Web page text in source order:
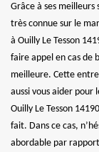
Grâce à ses
très connue sur le
à Ouilly Le Tesson
faire appel en cas de
meilleure. Cette
aussi vous aider
Ouilly Le Tesson
fait. Dans ce cas,
abordable par